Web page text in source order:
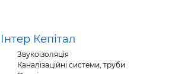
Інтер Кепітал
Звукоізоляція
Каналізаційні системи, труби